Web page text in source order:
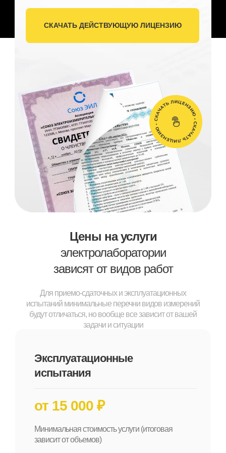
СКАЧАТЬ ДЕЙСТВУЮЩУЮ ЛИЦЕНЗИЮ
Для приемо-сдаточных и эксплуатационных
испытаний минимальные перечни видов измерений
будут отличаться, но вообще все зависит от вашей
задачи и ситуации
Цены на услуги
электролаборатории
зависят от видов работ
Минимальная стоимость услуги (итоговая
зависит от объемов)
от 15 000 ₽
Эксплуатационные
испытания